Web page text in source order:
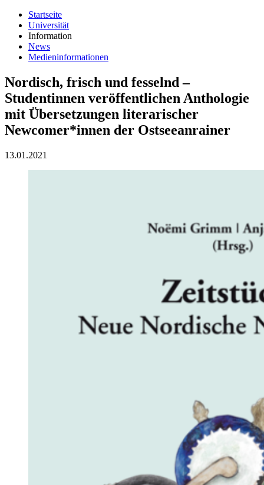
Startseite
Universität
Information
News
Medieninformationen
Nordisch, frisch und fesselnd –
Studentinnen veröffentlichen Anthologie
mit Übersetzungen literarischer
Newcomer*innen der Ostseeanrainer
13.01.2021